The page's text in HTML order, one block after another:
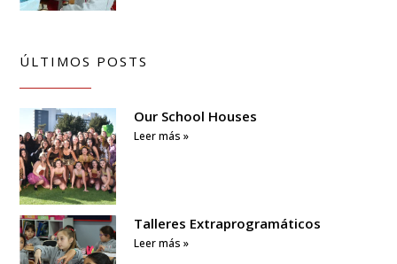
ÚLTIMOS POSTS
Our School Houses
Leer más »
Talleres Extraprogramáticos
Leer más »